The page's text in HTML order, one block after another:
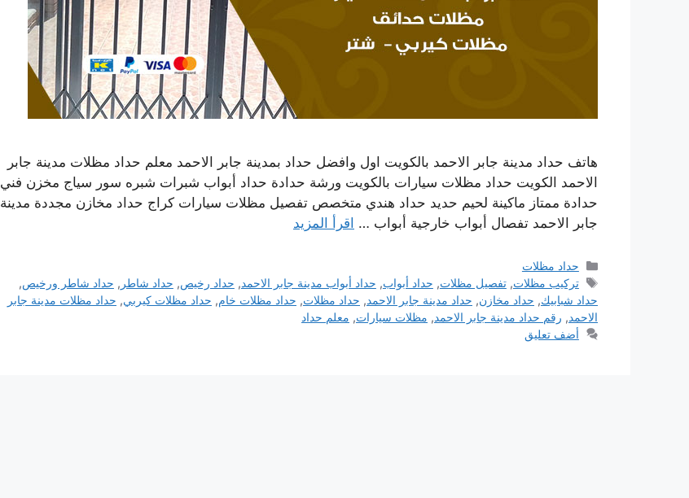
هاتف حداد مدينة جابر الاحمد بالكويت اول وافضل حداد بمدينة جابر الاحمد معلم حداد مظلات مدينة جابر
الاحمد الكويت حداد مظلات سيارات بالكويت ورشة حدادة حداد أبواب شبرات شبره سور سياج مخزن فني
حدادة ممتاز ماكينة لحيم حديد حداد هندي متخصص تفصيل مظلات سيارات كراج حداد مخازن مجددة مدينة
جابر الاحمد تفصال أبواب خارجية أبواب … اقرأ المزيد
التصنيفات
حداد مظلات
الوسوم
تركيب مظلات,تفصيل مظلات, حداد أبواب, حداد أبواب مدينة جابر الاحمد, حداد رخيص, حداد شاطر , حداد شاطر ورخيص,
حداد شبابيك, حداد مخازن, حداد مدينة جابر الاحمد, حداد مظلات, حداد مظلات خام, حداد مظلات كيربي, حداد مظلات مدينة جابر
الاحمد, رقم حداد مدينة جابر الاحمد, مظلات سيارات, معلم حداد
أضف تعليق